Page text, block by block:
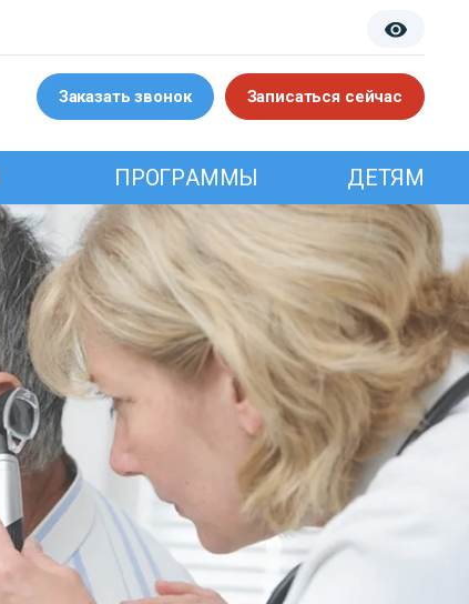
Заказать звонок Записаться сейчас
ПРОГРАММЫ ДЕТЯМ